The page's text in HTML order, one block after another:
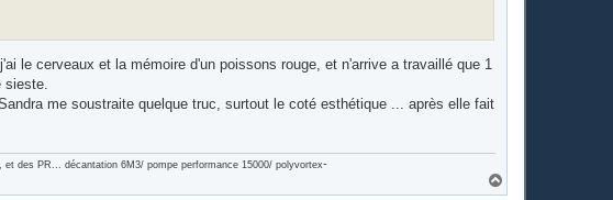
le cerveaux et la mémoire d'un poissons rouge, et n'arrive a travaillé que 1
me soustraite quelque truc, surtout le coté esthétique ... après elle fait
des PR... décantation 6M3/ pompe performance 15000/ polyvortex-
a